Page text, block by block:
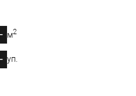
м2
уп.